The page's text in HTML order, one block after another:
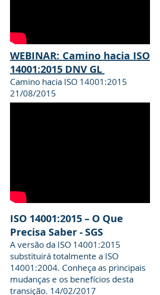
WEBINAR: Camino hacia ISO
14001:2015 DNV GL
Camino hacia ISO 14001:2015
21/08/2015
ISO 14001:2015 – O Que
Precisa Saber - SGS
A versão da ISO 14001:2015
substituirá totalmente a ISO
14001:2004. Conheça as principais
mudanças e os benefícios desta
transição. 14/02/2017